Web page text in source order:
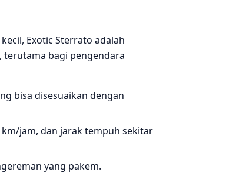
Exotic Sterrato adalah
terutama bagi pengendara
bisa disesuaikan dengan
jam, dan jarak tempuh sekitar
yang pakem.